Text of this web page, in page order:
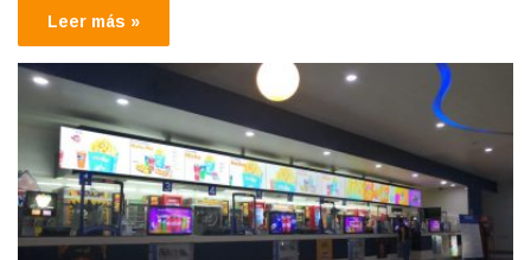
Leer más »